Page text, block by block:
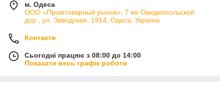
м. Одеса
ООО «Промтоварный рынок», 7 км Овидиопольской
дор., ул. Заводская, 1914, Одеса, Україна
Контакти
Сьогодні працює з 08:00 до 14:00
Показати весь графік роботи